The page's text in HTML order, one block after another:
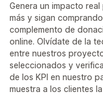
Genera un impacto
más y sigan
complemento de
online. Olvídate de la
entre nuestros
seleccionados y
de los KPI en nuestro
muestra a los clientes